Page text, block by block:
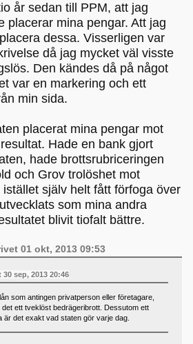
år sedan till PPM, att jag
placerar mina pengar. Att jag
dessa. Visserligen var
då jag mycket väl visste
Den kändes då på något
var en markering och ett
min sida.
placerat mina pengar mot
Hade en bank gjort
hade brottsrubriceringen
och Grov trolöshet mot
själv helt fått förfoga över
som mina andra
blivit tiofalt bättre.
01 okt, 2013 09:53
sep, 2013 20:46
som antingen privatperson eller företagare,
ett tveklöst bedrägeribrott. Dessutom ett
är det exakt vad staten gör varje dag.